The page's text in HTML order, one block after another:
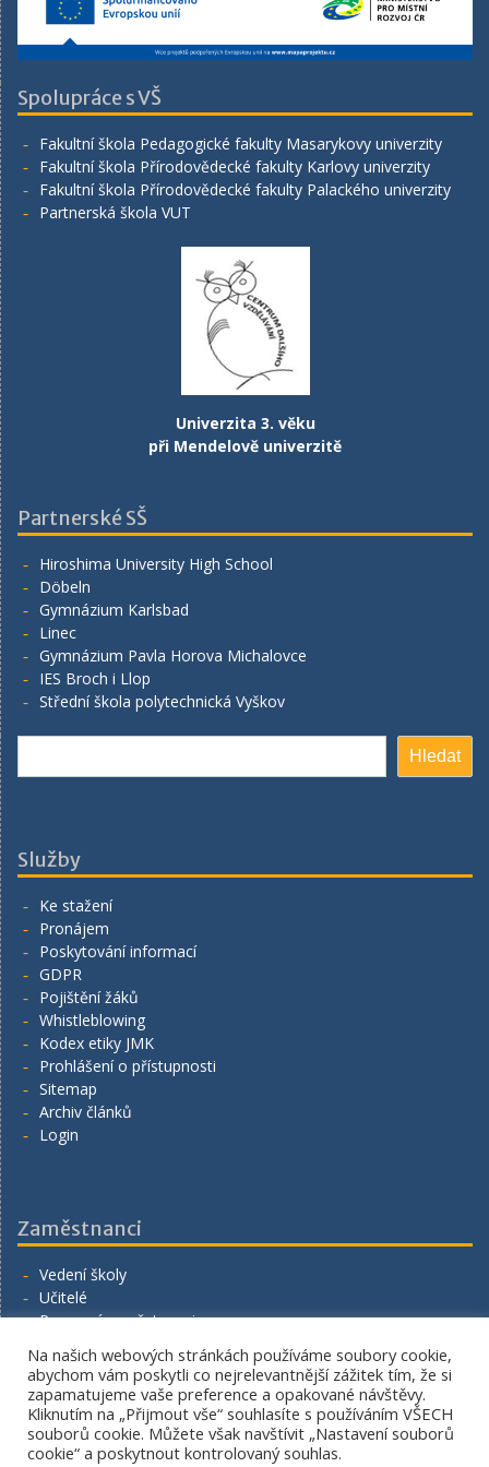
Spolupráce s VŠ
Fakultní škola Pedagogické fakulty Masarykovy univerzity
Fakultní škola Přírodovědecké fakulty Karlovy univerzity
Fakultní škola Přírodovědecké fakulty Palackého univerzity
Partnerská škola VUT
Univerzita 3. věku
při Mendelově univerzitě
Partnerské SŠ
Hiroshima University High School
Döbeln
Gymnázium Karlsbad
Linec
Gymnázium Pavla Horova Michalovce
IES Broch i Llop
Střední škola polytechnická Vyškov
Hledat
Služby
Ke stažení
Pronájem
Poskytování informací
GDPR
Pojištění žáků
Whistleblowing
Kodex etiky JMK
Prohlášení o přístupnosti
Sitemap
Archiv článků
Login
Zaměstnanci
Vedení školy
Učitelé
Provozní zaměstnanci
Napište nám
Na našich webových stránkách používáme soubory cookie,
abychom vám poskytli co nejrelevantnější zážitek tím, že si
zapamatujeme vaše preference a opakované návštěvy.
Kliknutím na „Přijmout vše“ souhlasíte s používáním VŠECH
souborů cookie. Můžete však navštívit „Nastavení souborů
cookie“ a poskytnout kontrolovaný souhlas.